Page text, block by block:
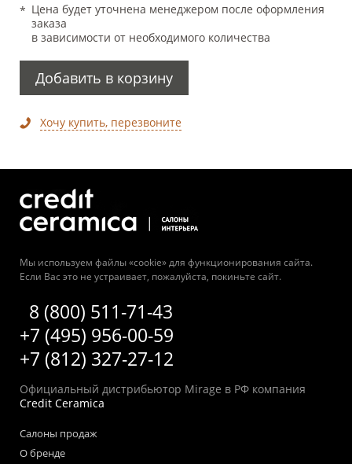
Цена будет уточнена менеджером после оформления
заказа
в зависимости от необходимого количества
Добавить в корзину
Хочу купить, перезвоните
Мы используем файлы «cookie» для функционирования сайта.
Если Вас это не устраивает, пожалуйста, покиньте сайт.
8 (800) 511-71-43
+7 (495) 956-00-59
+7 (812) 327-27-12
Официальный дистрибьютор Mirage в РФ компания
Credit Ceramica
Салоны продаж
О бренде